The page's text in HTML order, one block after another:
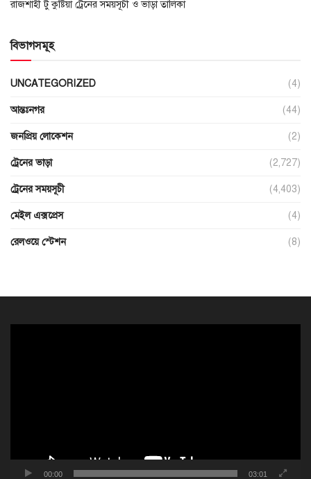
রাজশাহী টু কুষ্টিয়া ট্রেনের সময়সূচী ও ভাড়া তালিকা
বিভাগসমূহ
UNCATEGORIZED (4)
আন্তঃনগর (44)
জনপ্রিয় লোকেশন (2)
ট্রেনের ভাড়া (2,727)
ট্রেনের সময়সূচী (4,403)
মেইল এক্সপ্রেস (4)
রেলওয়ে স্টেশন (8)
00:00 03:01